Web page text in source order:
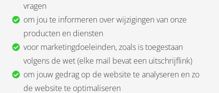
vragen
om jou te informeren over wijzigingen van onze
producten en diensten
voor marketingdoeleinden, zoals is toegestaan
volgens de wet (elke mail bevat een uitschrijflink)
om jouw gedrag op de website te analyseren en zo
de website te optimaliseren